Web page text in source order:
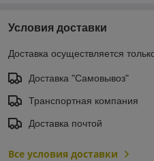
Условия доставки
Доставка осуществляется
Доставка "Самовывоз"
Транспортная компания
Доставка почтой
Все условия доставки